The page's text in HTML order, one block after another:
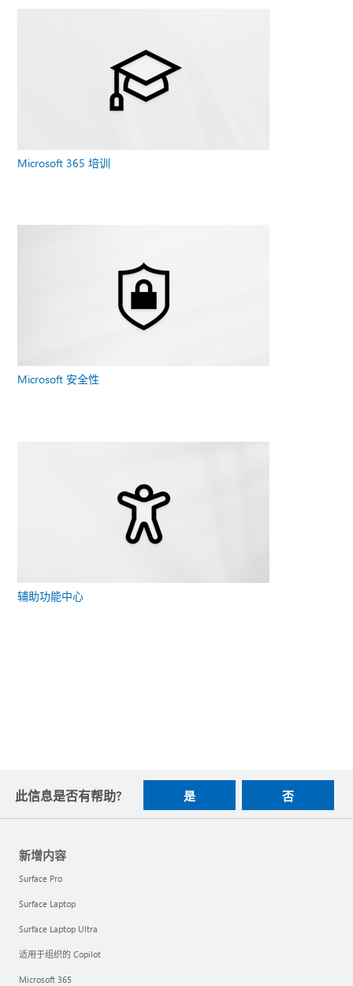
Microsoft 365 培训
Microsoft 安全性
辅助功能中心
此信息是否有帮助? 是 否
新增内容
Surface Pro
Surface Laptop
Surface Laptop Ultra
适用于组织的 Copilot
Microsoft 365